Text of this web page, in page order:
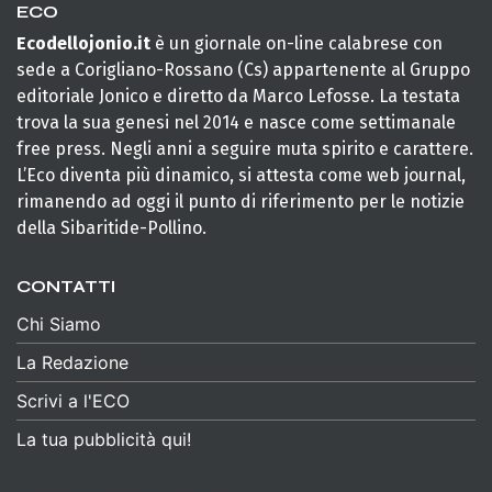
ECO
Ecodellojonio.it è un giornale on-line calabrese con
sede a Corigliano-Rossano (Cs) appartenente al Gruppo
editoriale Jonico e diretto da Marco Lefosse. La testata
trova la sua genesi nel 2014 e nasce come settimanale
free press. Negli anni a seguire muta spirito e carattere.
L’Eco diventa più dinamico, si attesta come web journal,
rimanendo ad oggi il punto di riferimento per le notizie
della Sibaritide-Pollino.
CONTATTI
Chi Siamo
La Redazione
Scrivi a l'ECO
La tua pubblicità qui!